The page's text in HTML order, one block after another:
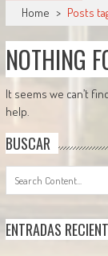
Home > Posts
NOTHING
It seems we can’t
help.
BUSCAR
ENTRADAS